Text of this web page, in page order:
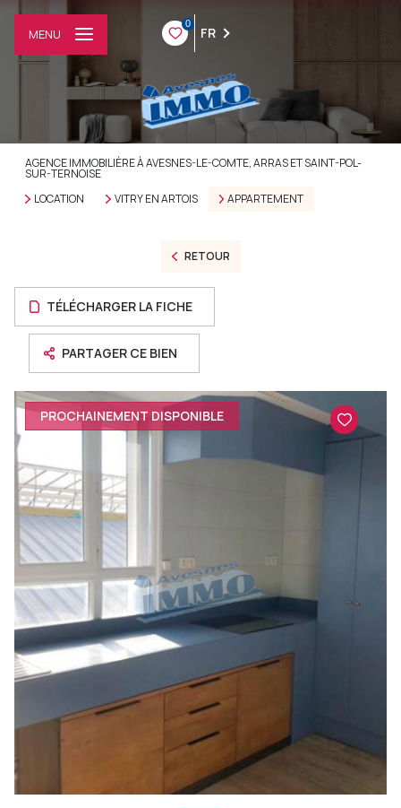
0
FR
MENU
AGENCE IMMOBILIÈRE À AVESNES-LE-COMTE, ARRAS ET SAINT-POL-
SUR-TERNOISE
LOCATION
VITRY EN ARTOIS APPARTEMENT
RETOUR
TÉLÉCHARGER LA FICHE
PARTAGER CE BIEN
PROCHAINEMENT DISPONIBLE